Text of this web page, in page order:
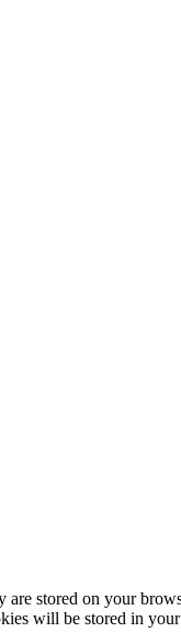
stored on your
will be stored in